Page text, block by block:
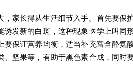
，家长得从生活细节入手。首先要保
诱发新的白斑，这种现象医学上叫同
保证营养均衡，适当补充富含酪氨
、坚果等，有助于黑色素合成，同时